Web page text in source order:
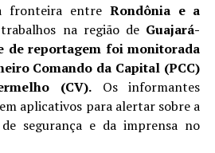
da PM/RO, com o objetivo é
ocorrência policial e a lavratura
no local dos fatos.
a existência de vínculo entre
o sócio proprietário da empresa
do “sistema mobile” foge ao
polícia judiciária. O processo
fronteira entre Rondônia e a
na região de Guajará-
de reportagem foi monitorada
Comando da Capital (PCC)
(CV).Os informantes
aplicativos para alertar sobre a
segurança e da imprensa no